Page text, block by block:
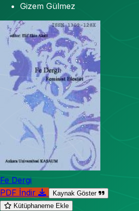
Gizem Gülmez
Fe Dergi
PDF İndir
Kaynak Göster
Kütüphaneme Ekle